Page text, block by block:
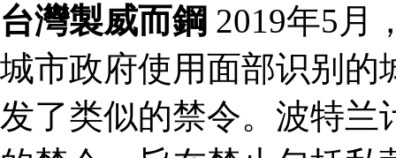
台灣製威而鋼 2019年5月
城市政府使用面部识别的
发了类似的禁令。波特兰